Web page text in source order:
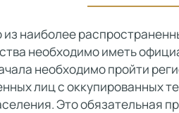
из наиболее
необходимо иметь
необходимо пройти
лиц с оккупированных
Это обязательная